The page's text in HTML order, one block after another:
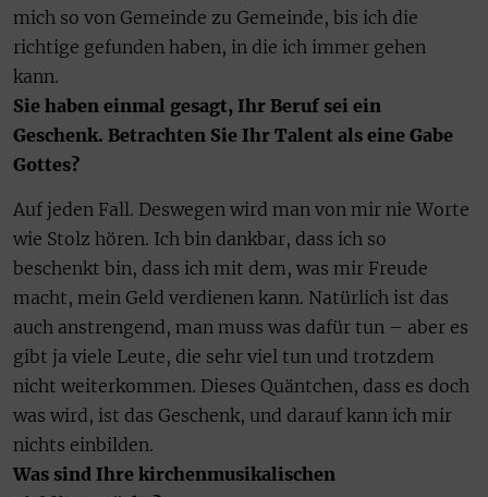
mich so von Gemeinde zu Gemeinde, bis ich die
richtige gefunden haben, in die ich immer gehen
kann.
Sie haben einmal gesagt, Ihr Beruf sei ein
Geschenk. Betrachten Sie Ihr Talent als eine Gabe
Gottes?
Auf jeden Fall. Deswegen wird man von mir nie Worte
wie Stolz hören. Ich bin dankbar, dass ich so
beschenkt bin, dass ich mit dem, was mir Freude
macht, mein Geld verdienen kann. Natürlich ist das
auch anstrengend, man muss was dafür tun – aber es
gibt ja viele Leute, die sehr viel tun und trotzdem
nicht weiterkommen. Dieses Quäntchen, dass es doch
was wird, ist das Geschenk, und darauf kann ich mir
nichts einbilden.
Was sind Ihre kirchenmusikalischen